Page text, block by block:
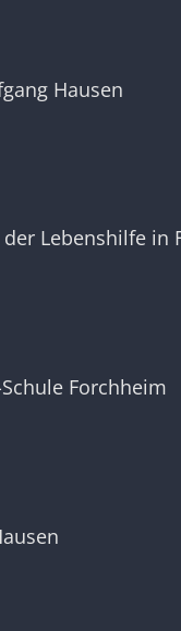
Hausen
Lebenshilfe in
Forchheim